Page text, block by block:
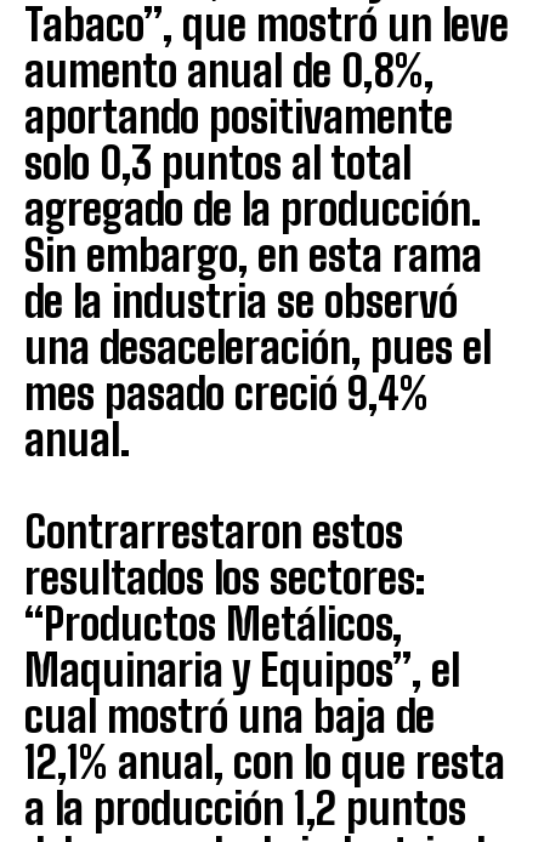
Tabaco”, que mostró un leve
aumento anual de 0,8%,
aportando positivamente
solo 0,3 puntos al total
agregado de la producción.
Sin embargo, en esta rama
de la industria se observó
una desaceleración, pues el
mes pasado creció 9,4%
anual.
Contrarrestaron estos
resultados los sectores:
“Productos Metálicos,
Maquinaria y Equipos”, el
cual mostró una baja de
12,1% anual, con lo que resta
a la producción 1,2 puntos